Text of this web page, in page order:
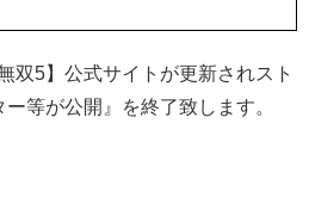
双5】公式サイトが更新されスト
等が公開』を終了致します。